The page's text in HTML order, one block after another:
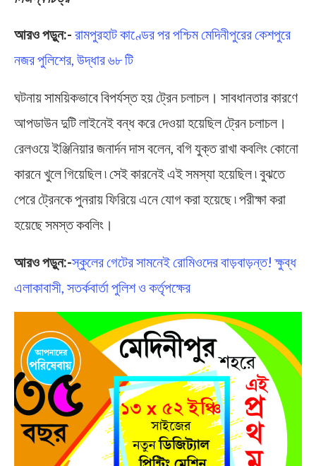
আরও পড়ুন:- রামপুরহাট কাণ্ডের পর পশ্চিম মেদিনীপুরের কেশপুরে
নজর পুলিশের, উদ্ধার ৬৮ টি
ঘটনায় সাময়িকভাবে বিপর্যস্ত হয় ট্রেন চলাচল। সাবধানতার কারণে
আপডাউন দুটি লাইনেই বন্ধ করে দেওয়া হয়েছিল ট্রেন চলাচল।
রেলওয়ে ইঞ্জিনিয়ার জনার্দন দাস বলেন, বগি যুক্ত রাখা কবলিং কোনো
কারনে খুলে গিয়েছিল ৷ সেই কারনেই এই সমস্যা হয়েছিল ৷ বুঝতে
পেরে ট্রেনকে পুনরায় ফিরিয়ে এনে যোগ করা হয়েছে ৷ পরীক্ষা করা
হয়েছে সমস্ত কবলিং।
আরও পড়ুন:-স্কুলের গেটের সামনেই রোমিওদের বাড়বাড়ন্ত! ক্ষুব্ধ
এলাকাবাসী, সতর্কবার্তা পুলিশ ও কর্তৃপক্ষের